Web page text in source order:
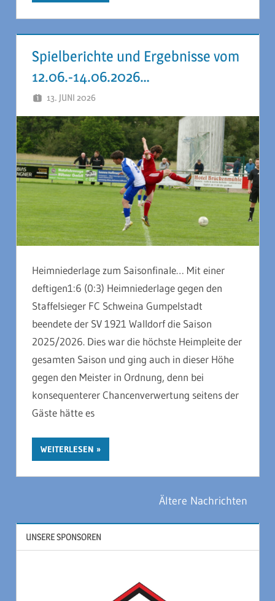
Spielberichte und Ergebnisse vom
12.06.-14.06.2026…
13. JUNI 2026
Heimniederlage zum Saisonfinale… Mit einer
deftigen1:6 (0:3) Heimniederlage gegen den
Staffelsieger FC Schweina Gumpelstadt
beendete der SV 1921 Walldorf die Saison
2025/2026. Dies war die höchste Heimpleite der
gesamten Saison und ging auch in dieser Höhe
gegen den Meister in Ordnung, denn bei
konsequenterer Chancenverwertung seitens der
Gäste hätte es
WEITERLESEN
Ältere Nachrichten
UNSERE SPONSOREN